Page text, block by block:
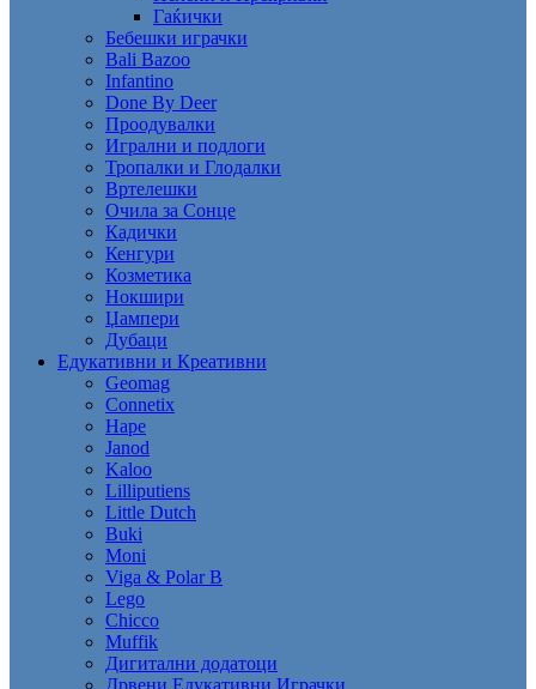
Гаќички
Бебешки играчки
Bali Bazoo
Infantino
Done By Deer
Проодувалки
Игрални и подлоги
Тропалки и Глодалки
Вртелешки
Очила за Сонце
Кадички
Кенгури
Козметика
Нокшири
Џампери
Дубаци
Едукативни и Креативни
Geomag
Connetix
Hape
Janod
Kaloo
Lilliputiens
Little Dutch
Buki
Moni
Viga & Polar B
Lego
Chicco
Muffik
Дигитални додатоци
Дрвени Едукативни Играчки